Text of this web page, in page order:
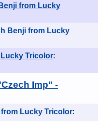
from Lucky
Benji from Lucky
Tricolor:
Imp" -
Lucky Tricolor: